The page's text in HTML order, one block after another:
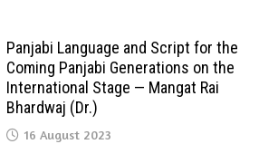
Panjabi Language and Script for the
Coming Panjabi Generations on the
International Stage — Mangat Rai
Bhardwaj (Dr.)
16 August 2023